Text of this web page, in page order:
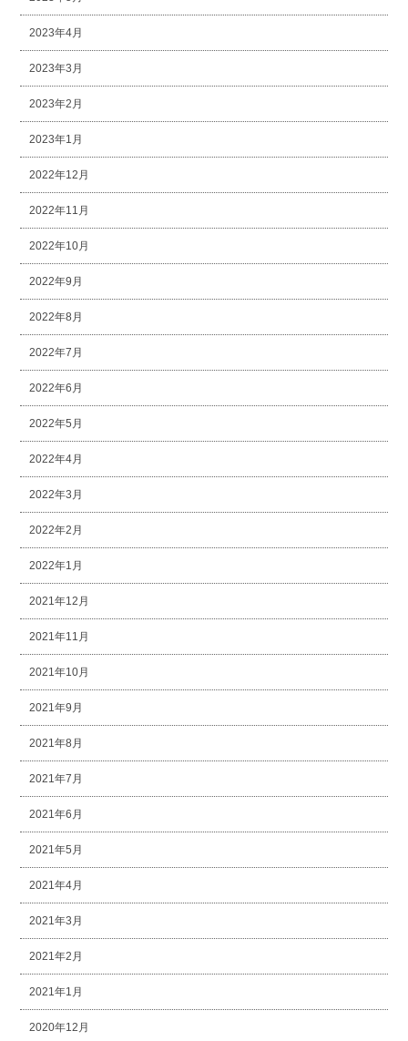
2023年4月
2023年3月
2023年2月
2023年1月
2022年12月
2022年11月
2022年10月
2022年9月
2022年8月
2022年7月
2022年6月
2022年5月
2022年4月
2022年3月
2022年2月
2022年1月
2021年12月
2021年11月
2021年10月
2021年9月
2021年8月
2021年7月
2021年6月
2021年5月
2021年4月
2021年3月
2021年2月
2021年1月
2020年12月